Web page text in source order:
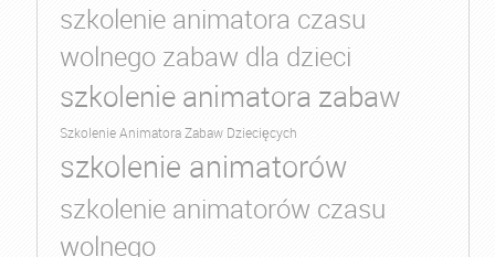
szkolenie animatora czasu
wolnego zabaw dla dzieci
szkolenie animatora zabaw
Szkolenie Animatora Zabaw Dziecięcych
szkolenie animatorów
szkolenie animatorów czasu
wolnego